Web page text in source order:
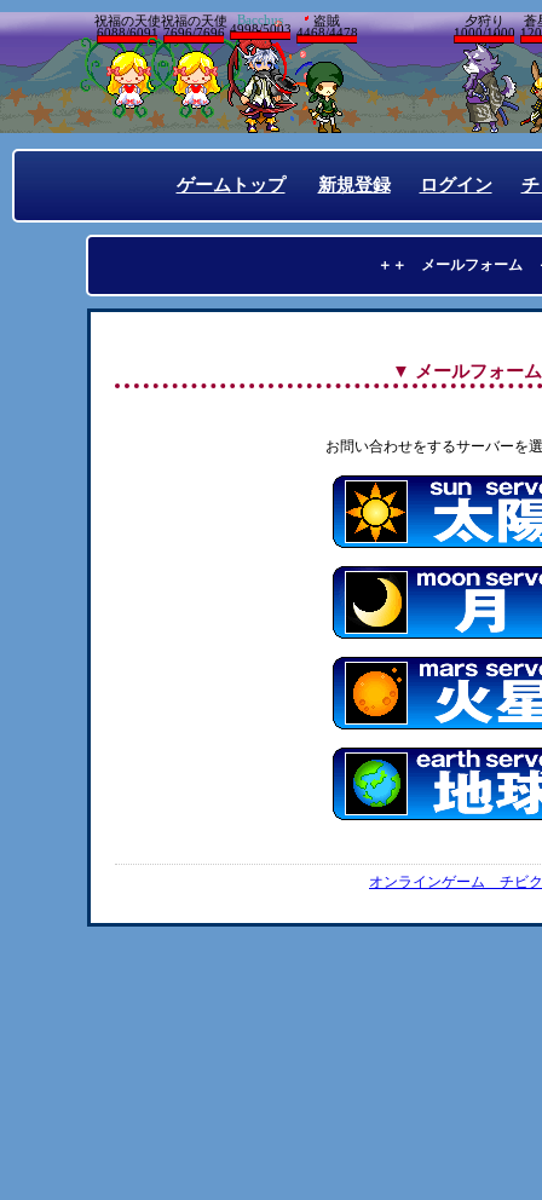
盗賊
4468/4478
Bacchus
4998/5003
祝福の天使
7696/7696
祝福の天使
6088/6091
夕狩り
1000/1000
蒼
ゲームトップ 新規登録 ログイン
＋＋ メールフォーム
▼ メールフォー
お問い合わせをするサーバーを
オンラインゲーム チビ